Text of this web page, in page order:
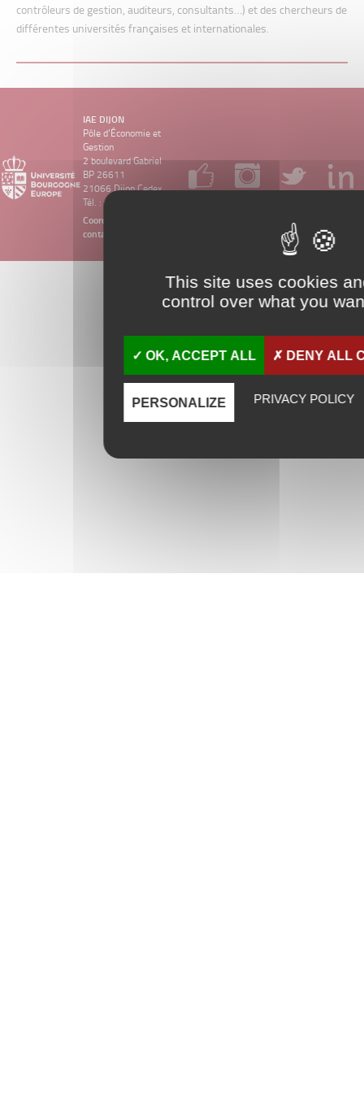
contrôleurs de gestion, auditeurs, consultants…) et des chercheurs de
différentes universités françaises et internationales.
IAE DIJON
Pôle d’Économie et
Gestion
2 boulevard Gabriel
BP 26611
21066 Dijon Cedex
Tél. : 03 80 39 54 00
Coordonnées et
contact
This site uses cookies
control over what you
OK, ACCEPT ALL DENY ALL
PERSONALIZE PRIVACY POLICY